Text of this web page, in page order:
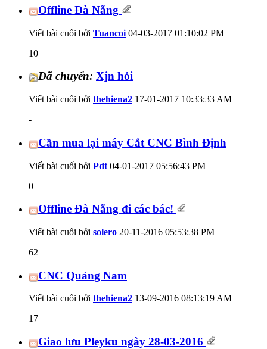
Offline Đà Nẵng
Viết bài cuối bởi Tuancoi 04-03-2017 01:10:02 PM
10
Đã chuyển: Xjn hỏi
Viết bài cuối bởi thehiena2 17-01-2017 10:33:33 AM
-
Cần mua lại máy Cắt CNC Bình Định
Viết bài cuối bởi Pdt 04-01-2017 05:56:43 PM
0
Offline Đà Nẵng đi các bác!
Viết bài cuối bởi solero 20-11-2016 05:53:38 PM
62
CNC Quảng Nam
Viết bài cuối bởi thehiena2 13-09-2016 08:13:19 AM
17
Giao lưu Pleyku ngày 28-03-2016